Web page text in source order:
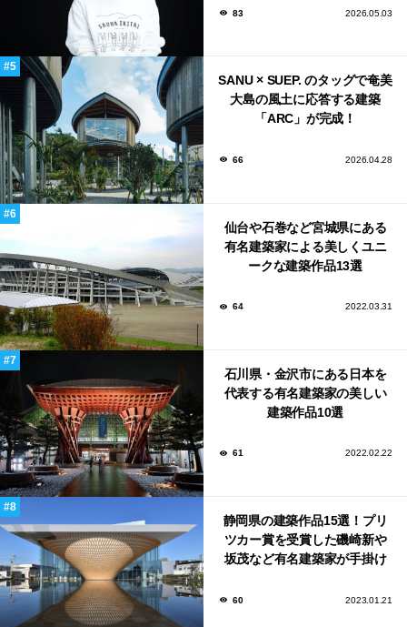
83 2026.05.03
SANU × SUEP. のタッグで奄美
大島の風土に応答する建築
「ARC」が完成！
66 2026.04.28
仙台や石巻など宮城県にある
有名建築家による美しくユニ
ークな建築作品13選
64 2022.03.31
石川県・金沢市にある日本を
代表する有名建築家の美しい
建築作品10選
61 2022.02.22
静岡県の建築作品15選！プリ
ツカー賞を受賞した磯崎新や
坂茂など有名建築家が手掛け
60 2023.01.21